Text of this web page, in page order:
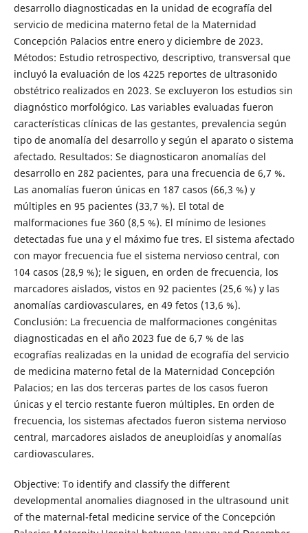
desarrollo diagnosticadas en la unidad de ecografía del
servicio de medicina materno fetal de la Maternidad
Concepción Palacios entre enero y diciembre de 2023.
Métodos: Estudio retrospectivo, descriptivo, transversal que
incluyó la evaluación de los 4225 reportes de ultrasonido
obstétrico realizados en 2023. Se excluyeron los estudios sin
diagnóstico morfológico. Las variables evaluadas fueron
características clínicas de las gestantes, prevalencia según
tipo de anomalía del desarrollo y según el aparato o sistema
afectado. Resultados: Se diagnosticaron anomalías del
desarrollo en 282 pacientes, para una frecuencia de 6,7 %.
Las anomalías fueron únicas en 187 casos (66,3 %) y
múltiples en 95 pacientes (33,7 %). El total de
malformaciones fue 360 (8,5 %). El mínimo de lesiones
detectadas fue una y el máximo fue tres. El sistema afectado
con mayor frecuencia fue el sistema nervioso central, con
104 casos (28,9 %); le siguen, en orden de frecuencia, los
marcadores aislados, vistos en 92 pacientes (25,6 %) y las
anomalías cardiovasculares, en 49 fetos (13,6 %).
Conclusión: La frecuencia de malformaciones congénitas
diagnosticadas en el año 2023 fue de 6,7 % de las
ecografías realizadas en la unidad de ecografía del servicio
de medicina materno fetal de la Maternidad Concepción
Palacios; en las dos terceras partes de los casos fueron
únicas y el tercio restante fueron múltiples. En orden de
frecuencia, los sistemas afectados fueron sistema nervioso
central, marcadores aislados de aneuploidías y anomalías
cardiovasculares.
Objective: To identify and classify the different
developmental anomalies diagnosed in the ultrasound unit
of the maternal-fetal medicine service of the Concepción